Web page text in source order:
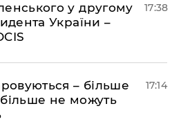
у другому
України –
17:38
– більше
не можуть
17:14